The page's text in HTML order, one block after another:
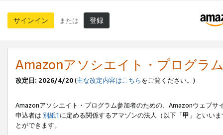
サインイン または 登録
Amazonアソシエイト・プログラ
改定日: 2026/4/20(主な改定内容はこちらをご覧ください。)
Amazonアソシエイト・プログラム参加者のための、Amazonウェブサ
申込者は 別紙1 に定める関係するアマゾンの法人（以下「甲 」といい
とができます。